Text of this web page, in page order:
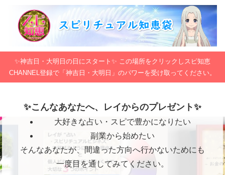
✨神吉日・大明日の日にスタート✨ この場所をクリックしスピ知恵
CHANNEL登録で「神吉日・大明日」のパワーを受け取ってください。
✨こんなあなたへ、レイからのプレゼント✨
大好きな占い・スピで豊かになりたい
副業から始めたい
そんなあなたが、間違った方向へ行かないためにも
一度目を通してみてください。